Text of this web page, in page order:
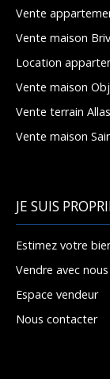
Vente
Vente maison
Location
Vente maison
Vente terrain
Vente maison
JE SUIS
Estimez votre
Vendre avec nous
Espace vendeur
Nous contacter